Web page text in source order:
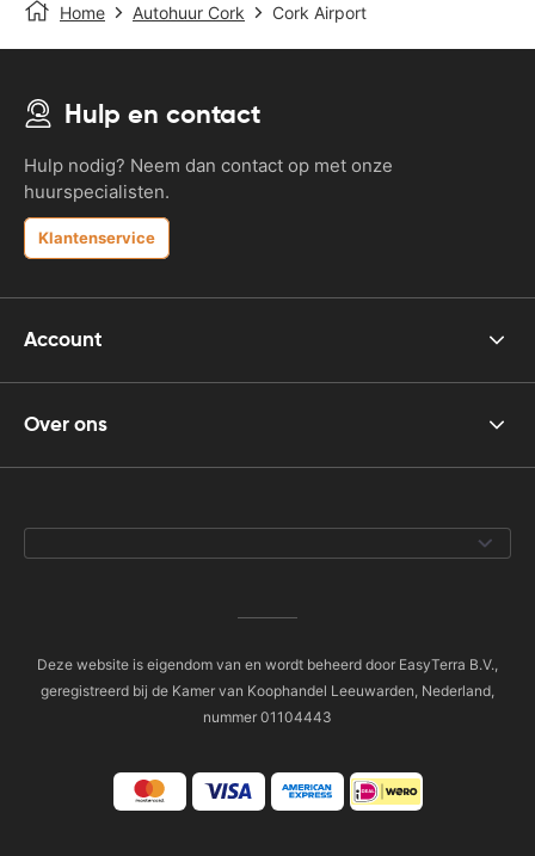
Home Autohuur Cork Cork Airport
Hulp en contact
Hulp nodig? Neem dan contact op met onze
huurspecialisten.
Klantenservice
Account
Over ons
Deze website is eigendom van en wordt beheerd door EasyTerra B.V.,
geregistreerd bij de Kamer van Koophandel Leeuwarden, Nederland,
nummer 01104443